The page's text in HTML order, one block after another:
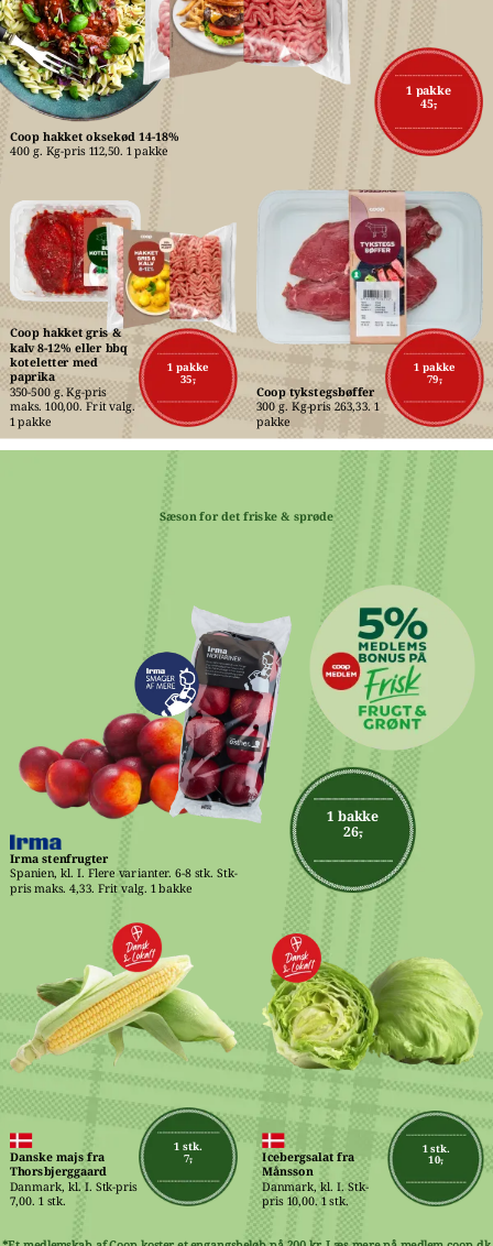
1 pakke
45,-
Coop hakket oksekød 14-18%
400 g. Kg-pris 112,50. 1 pakke
1 pakke
35,-
Coop hakket gris &
kalv 8-12% eller bbq
koteletter med
paprika
350-500 g. Kg-pris
maks. 100,00. Frit valg.
1 pakke
1 pakke
79,-
Coop tykstegsbøffer
300 g. Kg-pris 263,33. 1
pakke
1 stk.
10,-
Icebergsalat fra
Månsson
Danmark, kl. I. Stk-
pris 10,00. 1 stk.
1 bakke
26,-
Irma stenfrugter
Spanien, kl. I. Flere varianter. 6-8 stk. Stk-
pris maks. 4,33. Frit valg. 1 bakke
1 stk.
7,-
Danske majs fra
Thorsbjerggaard
Danmark, kl. I. Stk-pris
7,00. 1 stk.
Sæson for det friske & sprøde